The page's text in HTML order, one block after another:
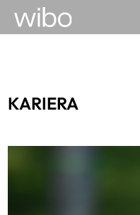
KARIERA